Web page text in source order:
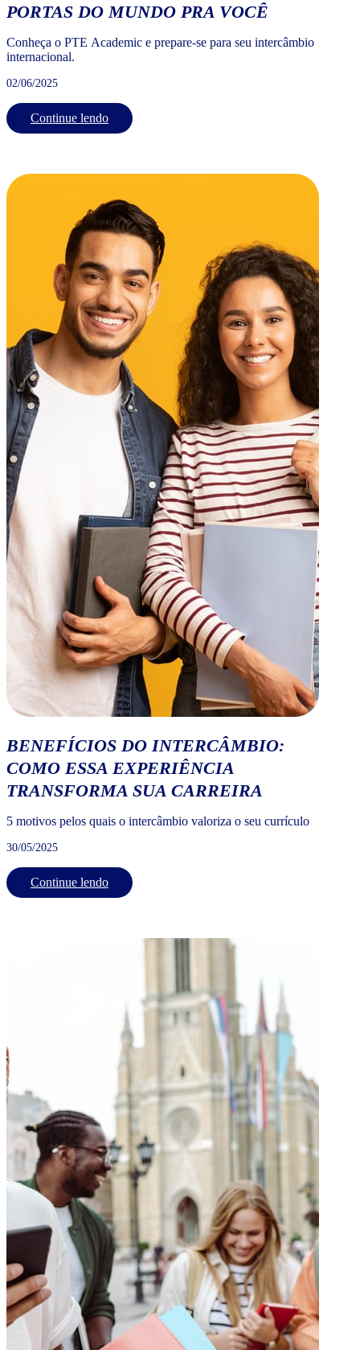
PORTAS DO MUNDO PRA VOCÊ
Conheça o PTE Academic e prepare-se para seu intercâmbio
internacional.
02/06/2025
Continue lendo
BENEFÍCIOS DO INTERCÂMBIO:
COMO ESSA EXPERIÊNCIA
TRANSFORMA SUA CARREIRA
5 motivos pelos quais o intercâmbio valoriza o seu currículo
30/05/2025
Continue lendo